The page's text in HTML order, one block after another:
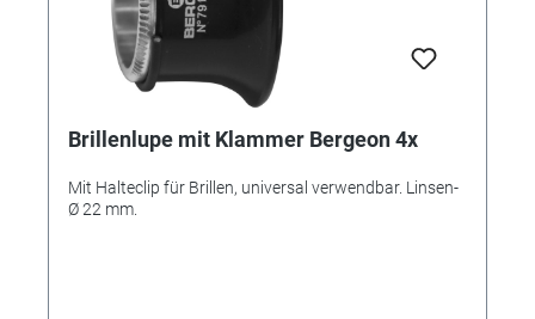
Brillenlupe mit Klammer Bergeon 4x
Mit Halteclip für Brillen, universal verwendbar. Linsen-
Ø 22 mm.